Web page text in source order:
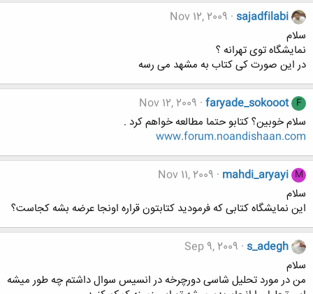
sajadfilabi
Nov 12, 2009
سلام
نمایشگاه توی تهرانه ؟
در این صورت کی کتاب به مشهد می رسه
F
faryade_sokooot
Nov 12, 2009
سلام خوبین؟ کتابو حتما مطالعه خواهم کرد .
www.forum.noandishaan.com
M
mahdi_aryayi
Nov 11, 2009
سلام
این نمایشگاه کتابی که فرمودید کتابتون قراره اونجا عرضه بشه کجاست؟
s_adegh
Sep 9, 2009
سلام
من در مورد تحلیل شاسی دورچرخه در انسیس سوال داشتم چه طور میشه